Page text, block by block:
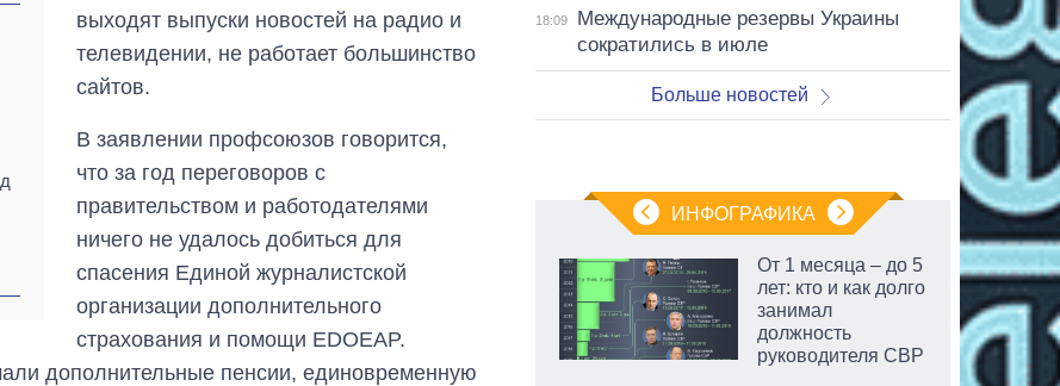
выходят выпуски новостей на радио и
телевидении, не работает большинство
сайтов.
В заявлении профсоюзов говорится,
что за год переговоров с
правительством и работодателями
ничего не удалось добиться для
спасения Единой журналистской
организации дополнительного
страхования и помощи EDOEAP.
дополнительные пенсии, единовременную
18:09
Международные резервы Украины
сократились в июле
Больше новостей
ИНФОГРАФИКА
Как изменился
Министерства
обороны за 13 лет
От 1 месяца – до 5
лет: кто и как долго
занимал
должность
руководителя СВР